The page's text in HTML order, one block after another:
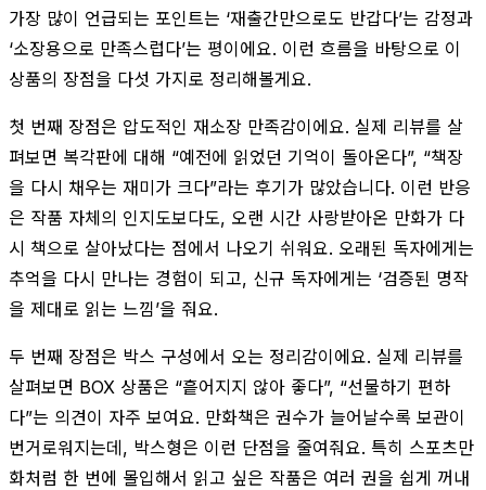
가장 많이 언급되는 포인트는 ‘재출간만으로도 반갑다’는 감정과
‘소장용으로 만족스럽다’는 평이에요. 이런 흐름을 바탕으로 이
상품의 장점을 다섯 가지로 정리해볼게요.
첫 번째 장점은 압도적인 재소장 만족감이에요. 실제 리뷰를 살
펴보면 복각판에 대해 “예전에 읽었던 기억이 돌아온다”, “책장
을 다시 채우는 재미가 크다”라는 후기가 많았습니다. 이런 반응
은 작품 자체의 인지도보다도, 오랜 시간 사랑받아온 만화가 다
시 책으로 살아났다는 점에서 나오기 쉬워요. 오래된 독자에게는
추억을 다시 만나는 경험이 되고, 신규 독자에게는 ‘검증된 명작
을 제대로 읽는 느낌’을 줘요.
두 번째 장점은 박스 구성에서 오는 정리감이에요. 실제 리뷰를
살펴보면 BOX 상품은 “흩어지지 않아 좋다”, “선물하기 편하
다”는 의견이 자주 보여요. 만화책은 권수가 늘어날수록 보관이
번거로워지는데, 박스형은 이런 단점을 줄여줘요. 특히 스포츠만
화처럼 한 번에 몰입해서 읽고 싶은 작품은 여러 권을 쉽게 꺼내